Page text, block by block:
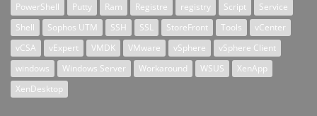
PowerShell
Putty Ram Registre registry Script
Service
Shell
Sophos UTM SSH SSL StoreFront Tools
vCenter
vCSA
vExpert VMDK VMware vSphere
vSphere Client
windows
Windows Server Workaround WSUS
XenApp
XenDesktop